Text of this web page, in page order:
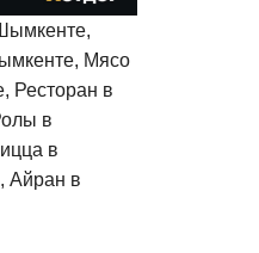
Мясо
Ресторан в
в
в
Айран в